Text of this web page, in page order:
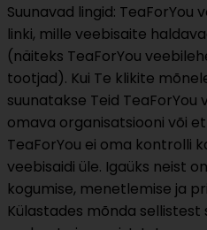
Suunavad lingid: TeaForYou
linki, mille veebisaite
(näiteks TeaForYou
tootjad). Kui Te klikite
suunatakse Teid
omava organisatsiooni või
TeaForYou ei oma kontrolli
veebisaidi üle. Igaüks neist
kogumise, menetlemise ja
Külastades mõnda